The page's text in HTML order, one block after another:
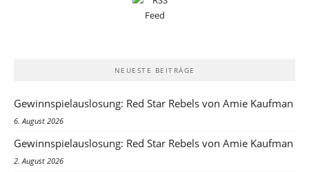
NEUESTE BEITRÄGE
Gewinnspielauslosung: Red Star Rebels von Amie Kaufman
6. August 2026
Gewinnspielauslosung: Red Star Rebels von Amie Kaufman
2. August 2026